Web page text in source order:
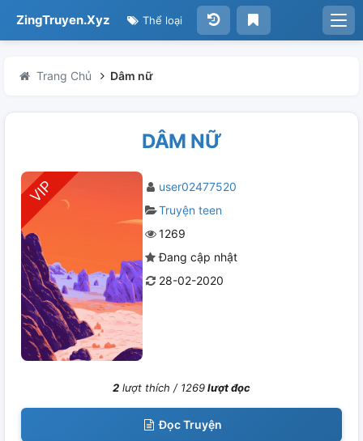
ZingTruyen.Xyz Thể loại
Trang Chủ Dâm nữ
DÂM NỮ
user02477520
Truyện teen
1269
Đang cập nhật
28-02-2020
2 lượt thích / 1269lượt đọc
Đọc Truyện